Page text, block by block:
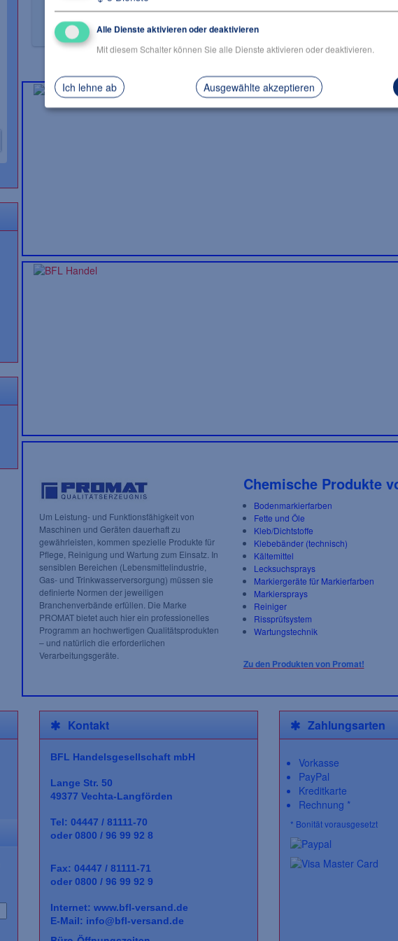
Alle Dienste aktivieren oder deaktivieren
Mit diesem Schalter können Sie alle Dienste aktivieren oder deaktivieren.
Ich lehne ab Ausgewählte akzeptieren
Dämpfungsaktiv
Um Leistung- und Funktionsfähigkeit von
Maschinen und Geräten dauerhaft zu
gewährleisten, kommen spezielle Produkte für
Pflege, Reinigung und Wartung zum Einsatz. In
sensiblen Bereichen (Lebensmittelindustrie,
Gas- und Trinkwasserversorgung) müssen sie
definierte Normen der jeweiligen
Branchenverbände erfüllen. Die Marke
PROMAT bietet auch hier ein professionelles
Programm an hochwertigen Qualitätsprodukten
– und natürlich die erforderlichen
Verarbeitungsgeräte.
Chemische Produkte
Bodenmarkierfarben
Fette und Öle
Kleb/Dichtstoffe
Klebebänder (technisch)
Kältemittel
Lecksuchsprays
Markiergeräte für Markierfarben
Markiersprays
Reiniger
Rissprüfsystem
Wartungstechnik
Zu den Produkten von Promat!
Kontakt
BFL HandelsgesellschaftmbH
Lange Str. 50
49377 Vechta-Langförden
Tel: 04447 / 81111-70
oder 0800 / 96 99 92 8
Fax: 04447 / 81111-71
oder 0800 / 96 99 92 9
Internet: www.bfl-versand.de
E-Mail: info@bfl-versand.de
Zahlungsarten
Vorkasse
PayPal
Kreditkarte
Rechnung *
* Bonität vorausgesetzt